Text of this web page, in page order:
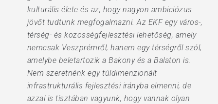
kulturális élete és az, hogy nagyon ambiciózus
jövőt tudtunk megfogalmazni. Az EKF egy város-,
térség- és közösségfejlesztési lehetőség, amely
nemcsak Veszprémről, hanem egy térségről szól,
amelybe beletartozik a Bakony és a Balaton is.
Nem szeretnénk egy túldimenzionált
infrastrukturális fejlesztési irányba elmenni, de
azzal is tisztában vagyunk, hogy vannak olyan